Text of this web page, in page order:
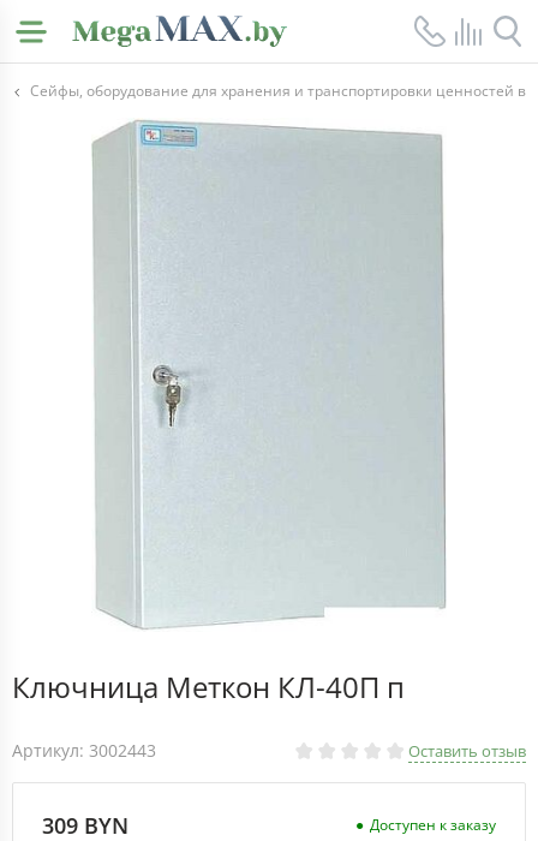
Сейфы, оборудование для хранения и транспортировки ценностей в
Ключница Меткон КЛ-40П п
Артикул: 3002443 Оставить отзыв
309 BYN Доступен к заказу